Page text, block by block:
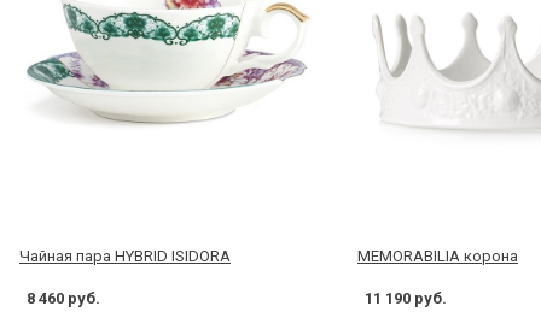
Чайная пара HYBRID ISIDORA
8 460 руб.
MEMORABILIA корона
11 190 руб.